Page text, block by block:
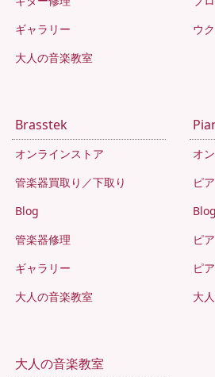
ギャラリー
大人の音楽教室
ウ
Brasstek
オンラインストア
管楽器買取り／下取り
Blog
管楽器修理
ギャラリー
大人の音楽教室
オ
ピ
Blog
ピ
ピ
大
大人の音楽教室